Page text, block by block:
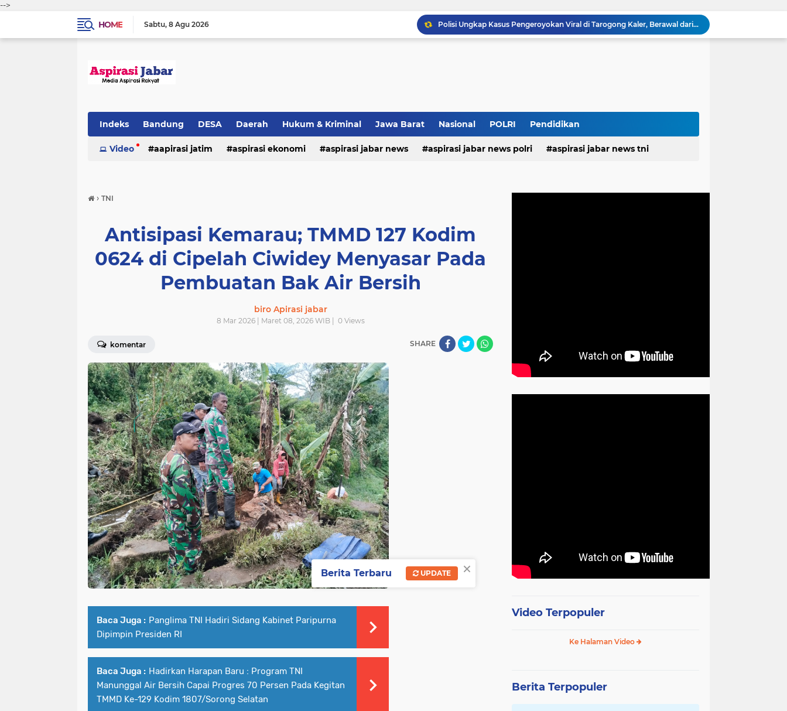
-->
HOME
Sabtu 8 Agu 2026
Polisi Ungkap Kasus Pengeroyokan Viral di Tarogong Kaler, Berawal dari Knalpot Brong
Wapang TNI Tinjau Kesiapan Yonif TP di Sumatera Utara
Biaya Revitalisasi Rp.39–49 Juta per Meter, Pedagang Pasar Sunter Podomoro Minta Kejelasan
Pastikan Kenyamanan Investasi, Bupati Morotai Kunjungi Mitita Resort
Indeks Bandung DESA Daerah Hukum & Kriminal Jawa Barat Nasional POLRI Pendidikan
Video aapirasi jatim aspirasi ekonomi aspirasi jabar news aspirasi jabar news polri aspirasi jabar news tni
hukum & kriminal
› TNI
Antisipasi Kemarau; TMMD 127 Kodim
0624 di Cipelah Ciwidey Menyasar Pada
Pembuatan Bak Air Bersih
biro Apirasi jabar
8 Mar 2026 | Maret 08, 2026 WIB | 0Views
komentar SHARE
Baca Juga : Panglima TNI Hadiri Sidang Kabinet Paripurna
Dipimpin Presiden RI
Baca Juga : Hadirkan Harapan Baru : Program TNI
Manunggal Air Bersih Capai Progres 70 Persen Pada Kegitan
TMMD Ke-129 Kodim 1807/Sorong Selatan
Video Terpopuler
Ke Halaman Video
Berita Terpopuler
×
Berita Terbaru UPDATE